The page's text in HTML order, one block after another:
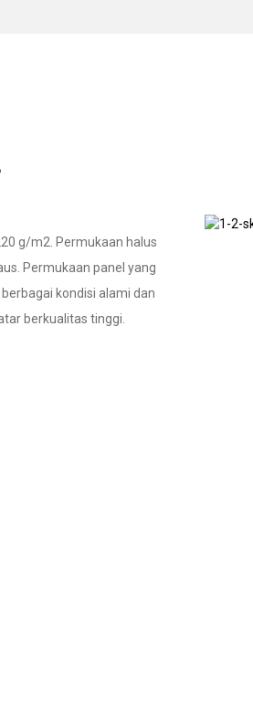
g/m2. Permukaan halus
Permukaan panel yang
kondisi alami dan
berkualitas tinggi.